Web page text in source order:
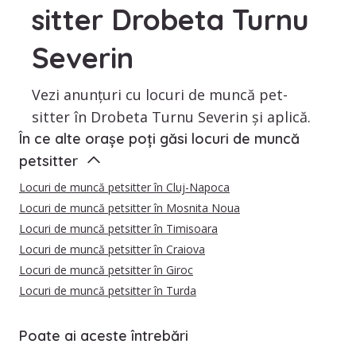
sitter Drobeta Turnu
Severin
Vezi anunțuri cu locuri de muncă pet-
sitter în Drobeta Turnu Severin și aplică.
În ce alte orașe poți găsi locuri de muncă
petsitter
Locuri de muncă petsitter în Cluj-Napoca
Locuri de muncă petsitter în Mosnita Noua
Locuri de muncă petsitter în Timisoara
Locuri de muncă petsitter în Craiova
Locuri de muncă petsitter în Giroc
Locuri de muncă petsitter în Turda
Poate ai aceste întrebări